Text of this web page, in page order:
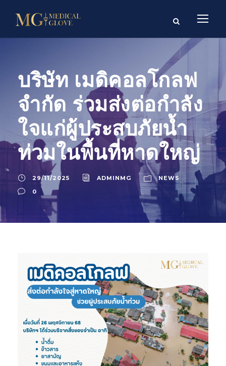
บริษัท เมดิคอลโกลฟ
จำกัด ร่วมส่งต่อกำลัง
ใจแก่ผู้ประสบภัยน้ำ
ท่วมในพื้นที่หาดใหญ่
29/11/2025 ADMINMG
NEWS
0